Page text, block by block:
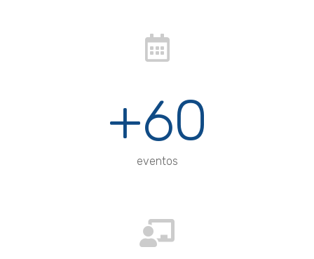
+60
eventos